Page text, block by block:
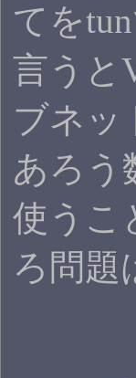
てを
言うと
ブネッ
あろう
使うこ
ろ問題